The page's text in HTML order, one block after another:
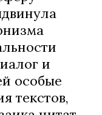
и
особые
текстов,